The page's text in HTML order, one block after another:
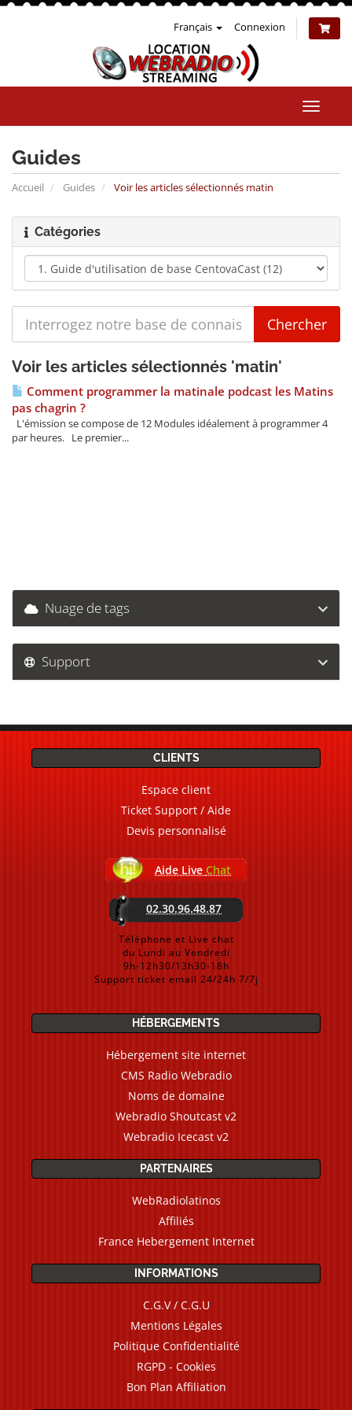
Français Connexion
la
Guides
Accueil Guides Voir les articles sélectionnés matin
Catégories
Voir les articles sélectionnés 'matin'
Comment programmer la matinale podcast les Matins
pas chagrin ?
L'émission se compose de 12 Modules idéalement à programmer 4
par heures. Le premier...
Nuage de tags
Support
CLIENTS
Espace client
Ticket Support / Aide
Devis personnalisé
Aide Live Chat
02.30.96.48.87
Téléphone et Live chat
du Lundi au Vendredi
9h-12h30/13h30-18h
Support ticket email 24/24h 7/7j
HÉBERGEMENTS
Hébergement site internet
CMS Radio Webradio
Noms de domaine
Webradio Shoutcast v2
Webradio Icecast v2
PARTENAIRES
WebRadiolatinos
Affiliés
France Hebergement Internet
INFORMATIONS
C.G.V / C.G.U
Mentions Légales
Politique Confidentialité
RGPD - Cookies
Bon Plan Affiliation